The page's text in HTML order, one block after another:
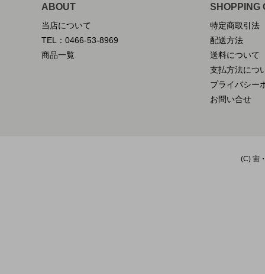
ABOUT
当店について
TEL：0466-53-8969
商品一覧
SHOPPING
特定商取引法
配送方法
送料について
支払方法につ
プライバシー
お問い合せ
(C) 宙